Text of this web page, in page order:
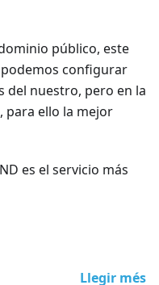
público, este
configurar
del nuestro, pero en la
para ello la mejor
es el servicio más
Llegir més